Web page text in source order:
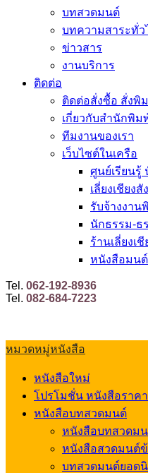
บทสวดมนต์
บทความสาระทั่ว
ข่าวสาร
งานบริการ
ติดต่อ
ติดต่อสั่งซื้อ สั่งพิ
เกี่ยวกับสำนักพิม
ทีมงานของเรา
เว็บไซต์ในเครือ
ศูนย์เรียนรู้
เลี่ยงเชียง
รับจ้างงาน
นักธรรม-ธ
ร้านเลี่ยงเชี
หนังสือมน
Tel. 062-192-8936
Tel. 082-684-7223
หมวดหมู่หนังสือ
หนังสือใหม่
โปรโมชั่น หนังสือราค
หนังสือบทสวดมนต์
หนังสือบทสวดม
หนังสือสวดมนต์
บทสวดมนต์ยอด